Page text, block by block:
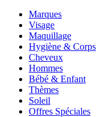
Marques
Visage
Maquillage
Hygiène & Corps
Cheveux
Hommes
Bébé & Enfant
Thèmes
Soleil
Offres Spéciales